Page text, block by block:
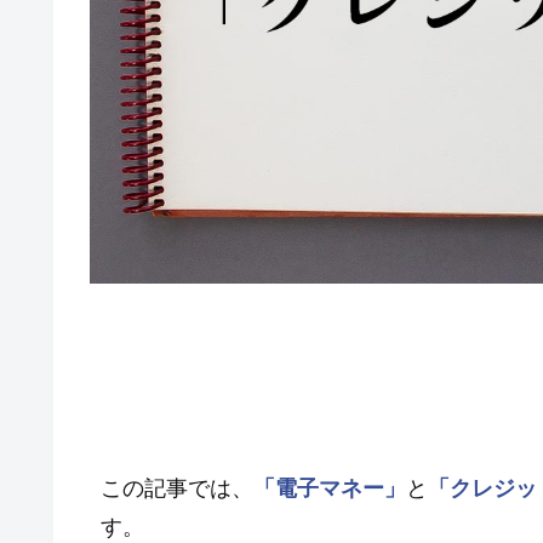
この記事では、 「電子マネー」 と
「クレジ
す。